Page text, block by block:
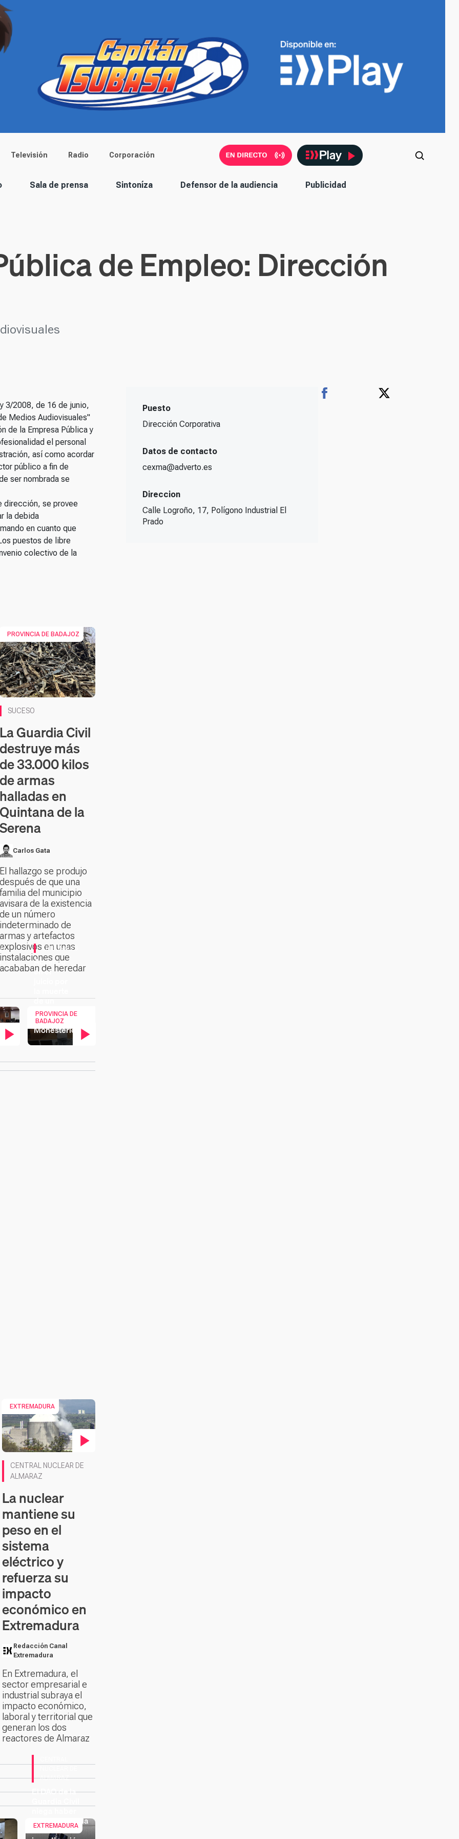
Televisión Radio Corporación
Sala de prensa Sintoníza Defensor de la audiencia Publicidad
de Empleo: Dirección
3/2008, de 16 de junio,
Medios Audiovisuales"
de la Empresa Pública y
el personal
así como acordar
público a fin de
ser nombrada se
dirección, se provee
la debida
en cuanto que
puestos de libre
colectivo de la
PROVINCIA DE BADAJOZ
SUCESO
La Guardia Civil
destruye más
de 33.000 kilos
de armas
halladas en
Quintana de la
Serena
Carlos Gata
El hallazgo se produjo
después de que una
familia del municipio
avisara de la existencia
de un número
indeterminado de
armas y artefactos
explosivos en unas
instalaciones que
acababan de heredar
Contenido en vídeo
PROVINCIA DE
BADAJOZ
TRIBUNALES
Acuerdo
en el
de un
cazador
en
Monesterio
EXTREMADURA
CENTRAL NUCLEAR DE
ALMARAZ
La nuclear
mantiene su
peso en el
sistema
eléctrico y
refuerza su
impacto
económico en
Extremadura
Redacción Canal
Extremadura
En Extremadura, el
sector empresarial e
industrial subraya el
impacto económico,
laboral y territorial que
generan los dos
reactores de Almaraz
EXTREMADURA
ALMARAZ
El DAO de la
niega haber
presionado a la
UCO en la
Puesto
Dirección Corporativa
Datos de contacto
cexma@adverto.es
Direccion
Calle Logroño, 17, Polígono Industrial El
Prado